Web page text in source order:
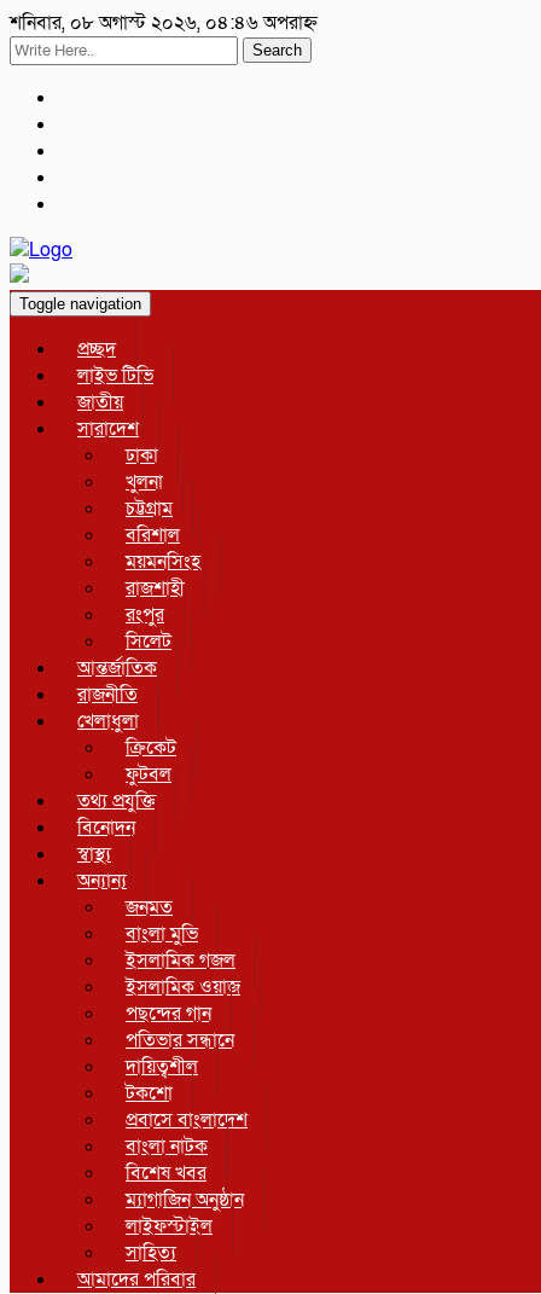
শনিবার, ০৮ অগাস্ট ২০২৬, ০৪:৪৬ অপরাহ্ন
Search
Toggle navigation
প্রচ্ছদ
লাইভ টিভি
জাতীয়
সারাদেশ
ঢাকা
খুলনা
চট্টগ্রাম
বরিশাল
ময়মনসিংহ
রাজশাহী
রংপুর
সিলেট
আন্তর্জাতিক
রাজনীতি
খেলাধুলা
ক্রিকেট
ফুটবল
তথ্য প্রযুক্তি
বিনোদন
স্বাস্থ্য
অন্যান্য
জনমত
বাংলা মুভি
ইসলামিক গজল
ইসলামিক ওয়াজ
পছন্দের গান
পতিভার সন্ধানে
দায়িত্বশীল
টকশো
প্রবাসে বাংলাদেশ
বাংলা নাটক
বিশেষ খবর
ম্যাগাজিন অনুষ্ঠান
লাইফস্টাইল
সাহিত্য
আমাদের পরিবার